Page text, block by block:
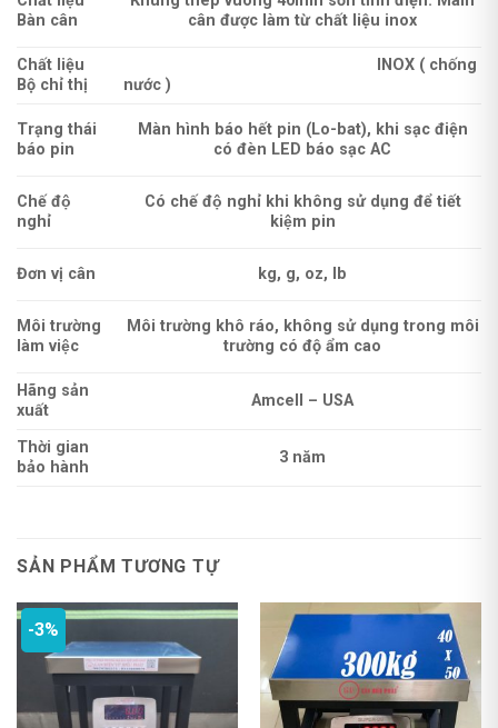
Bàn cân
cân được làm từ chất liệu inox
Chất liệu
Bộ chỉ thị
INOX ( chống
nước )
Trạng thái
báo pin
Màn hình báo hết pin (Lo-bat), khi sạc điện
có đèn LED báo sạc AC
Chế độ
nghỉ
Có chế độ nghỉ khi không sử dụng để tiết
kiệm pin
Đơn vị cân kg, g, oz, lb
Môi trường
làm việc
Môi trường khô ráo, không sử dụng trong môi
trường có độ ẩm cao
Hãng sản
xuất
Amcell – USA
Thời gian
bảo hành
3 năm
SẢN PHẨM TƯƠNG TỰ
-3%